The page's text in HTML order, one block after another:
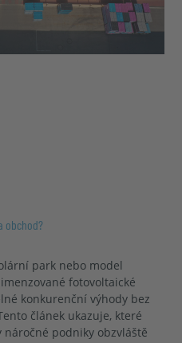
obchod?
park nebo model
fotovoltaické
konkurenční výhody bez
článek ukazuje, které
podniky obzvláště